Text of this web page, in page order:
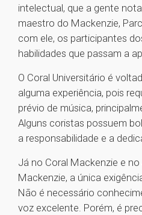
intelectual, que a gente nota
maestro do Mackenzie,
com ele, os participantes
habilidades que passam a
O Coral Universitário é
alguma experiência, pois
prévio de música,
Alguns coristas possuem
a responsabilidade e a
Já no Coral Mackenzie e
Mackenzie, a única
Não é necessário
voz excelente. Porém, é